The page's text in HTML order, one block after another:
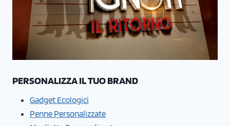
PERSONALIZZA IL TUO BRAND
Gadget Ecologici
Penne Personalizzate